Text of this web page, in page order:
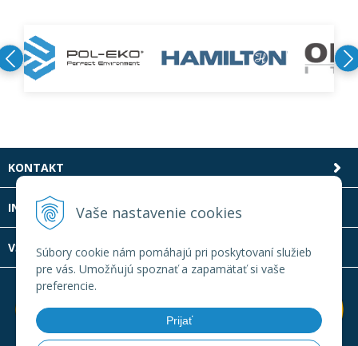
Vaše nastavenie cookies
Súbory cookie nám pomáhajú pri poskytovaní služieb
pre vás. Umožňujú spoznať a zapamätať si vaše
preferencie.
Prijať
KONTAKT
INFOLINKA
VŠETKO O NÁKUPE